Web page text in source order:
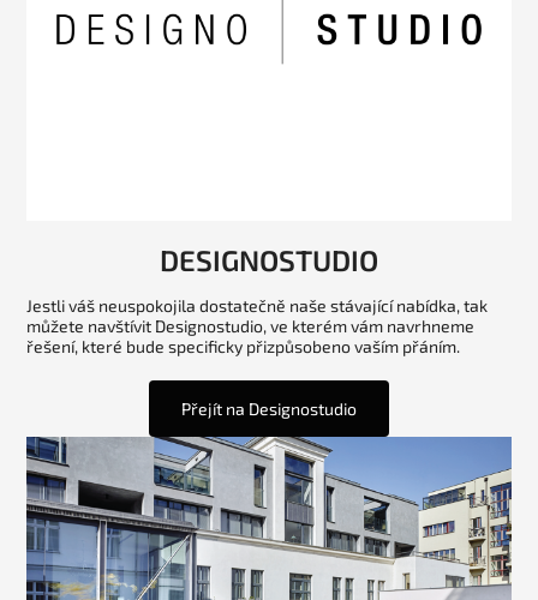
DESIGNOSTUDIO
Jestli váš neuspokojila dostatečně naše stávající nabídka, tak
můžete navštívit Designostudio, ve kterém vám navrhneme
řešení, které bude specificky přizpůsobeno vaším přáním.
Přejít na Designostudio